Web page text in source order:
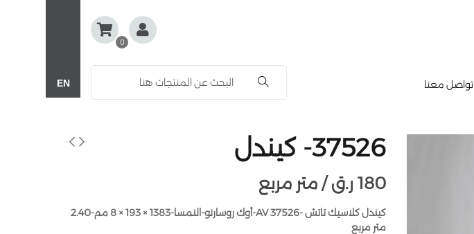
تواصل معنا
0
EN
37526- كيندل
متر مربع / 180 ر.ق
كيندل كلاسيك تاتش -37526 AV-أوك روسارنو-النمسا-1383 × 193 × 8 مم-2.40
متر مربع